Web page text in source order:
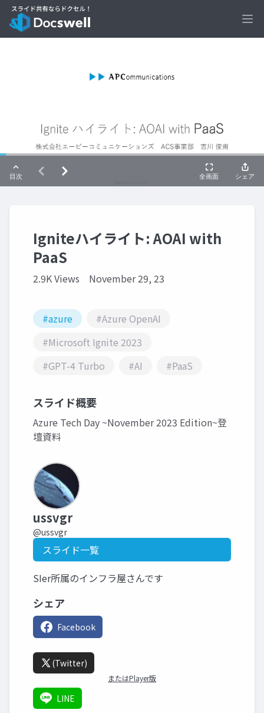
Igniteハイライト: AOAI with
PaaS
2.9K Views November 29, 23
#azure
#Azure OpenAI
#Microsoft Ignite 2023
#GPT-4 Turbo
#AI #PaaS
スライド概要
Azure Tech Day ~November 2023 Edition~登
壇資料
ussvgr
@ussvgr
スライド一覧
SIer所属のインフラ屋さんです
シェア
Facebook
(Twitter)
またはPlayer版
LINE